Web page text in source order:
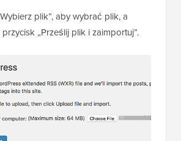
plik”, aby wybrać plik, a
„Prześlij plik i zaimportuj”.